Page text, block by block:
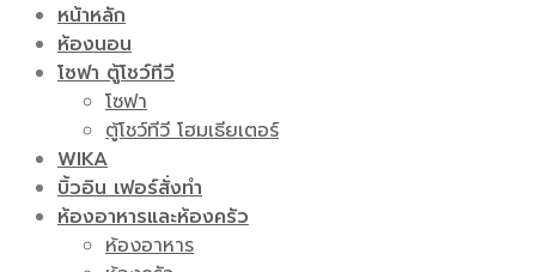
หน้าหลัก
ห้องนอน
โซฟา ตู้โชว์ทีวี
โซฟา
ตู้โชว์ทีวี โฮมเธียเตอร์
WIKA
บิ้วอิน เฟอร์สั่งทำ
ห้องอาหารและห้องครัว
ห้องอาหาร